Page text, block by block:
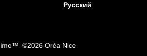
Русский
©2026 Oréa Nice